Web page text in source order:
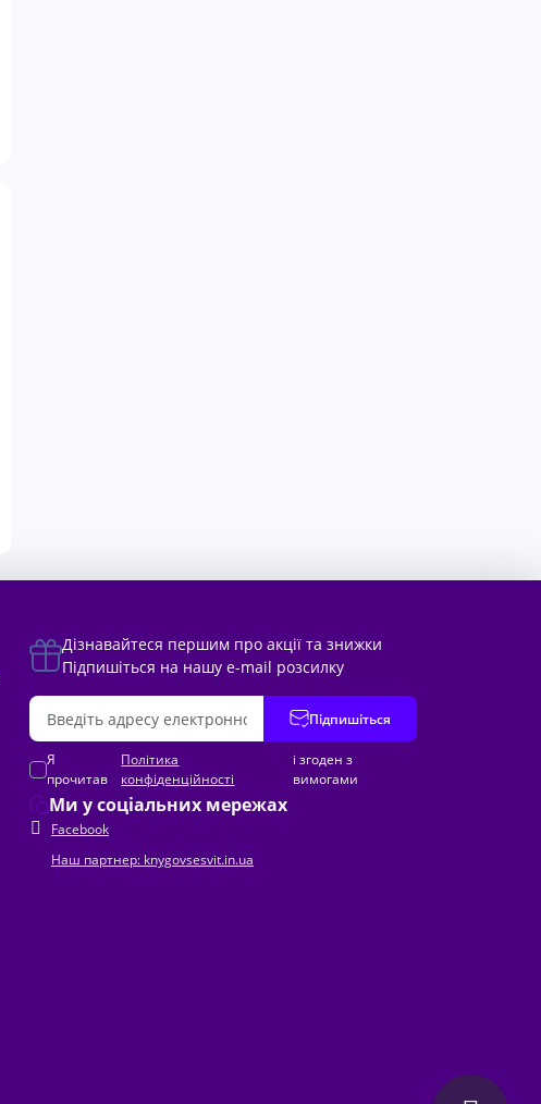
Ми у соціальних мережах
Facebook
Наш партнер: knygovsesvit.in.ua
Дізнавайтеся першим про акції та знижки
Підпишіться на нашу e-mail розсилку
Підпишіться
Я
прочитав
Політика
конфіденційності
і згоден з
вимогами